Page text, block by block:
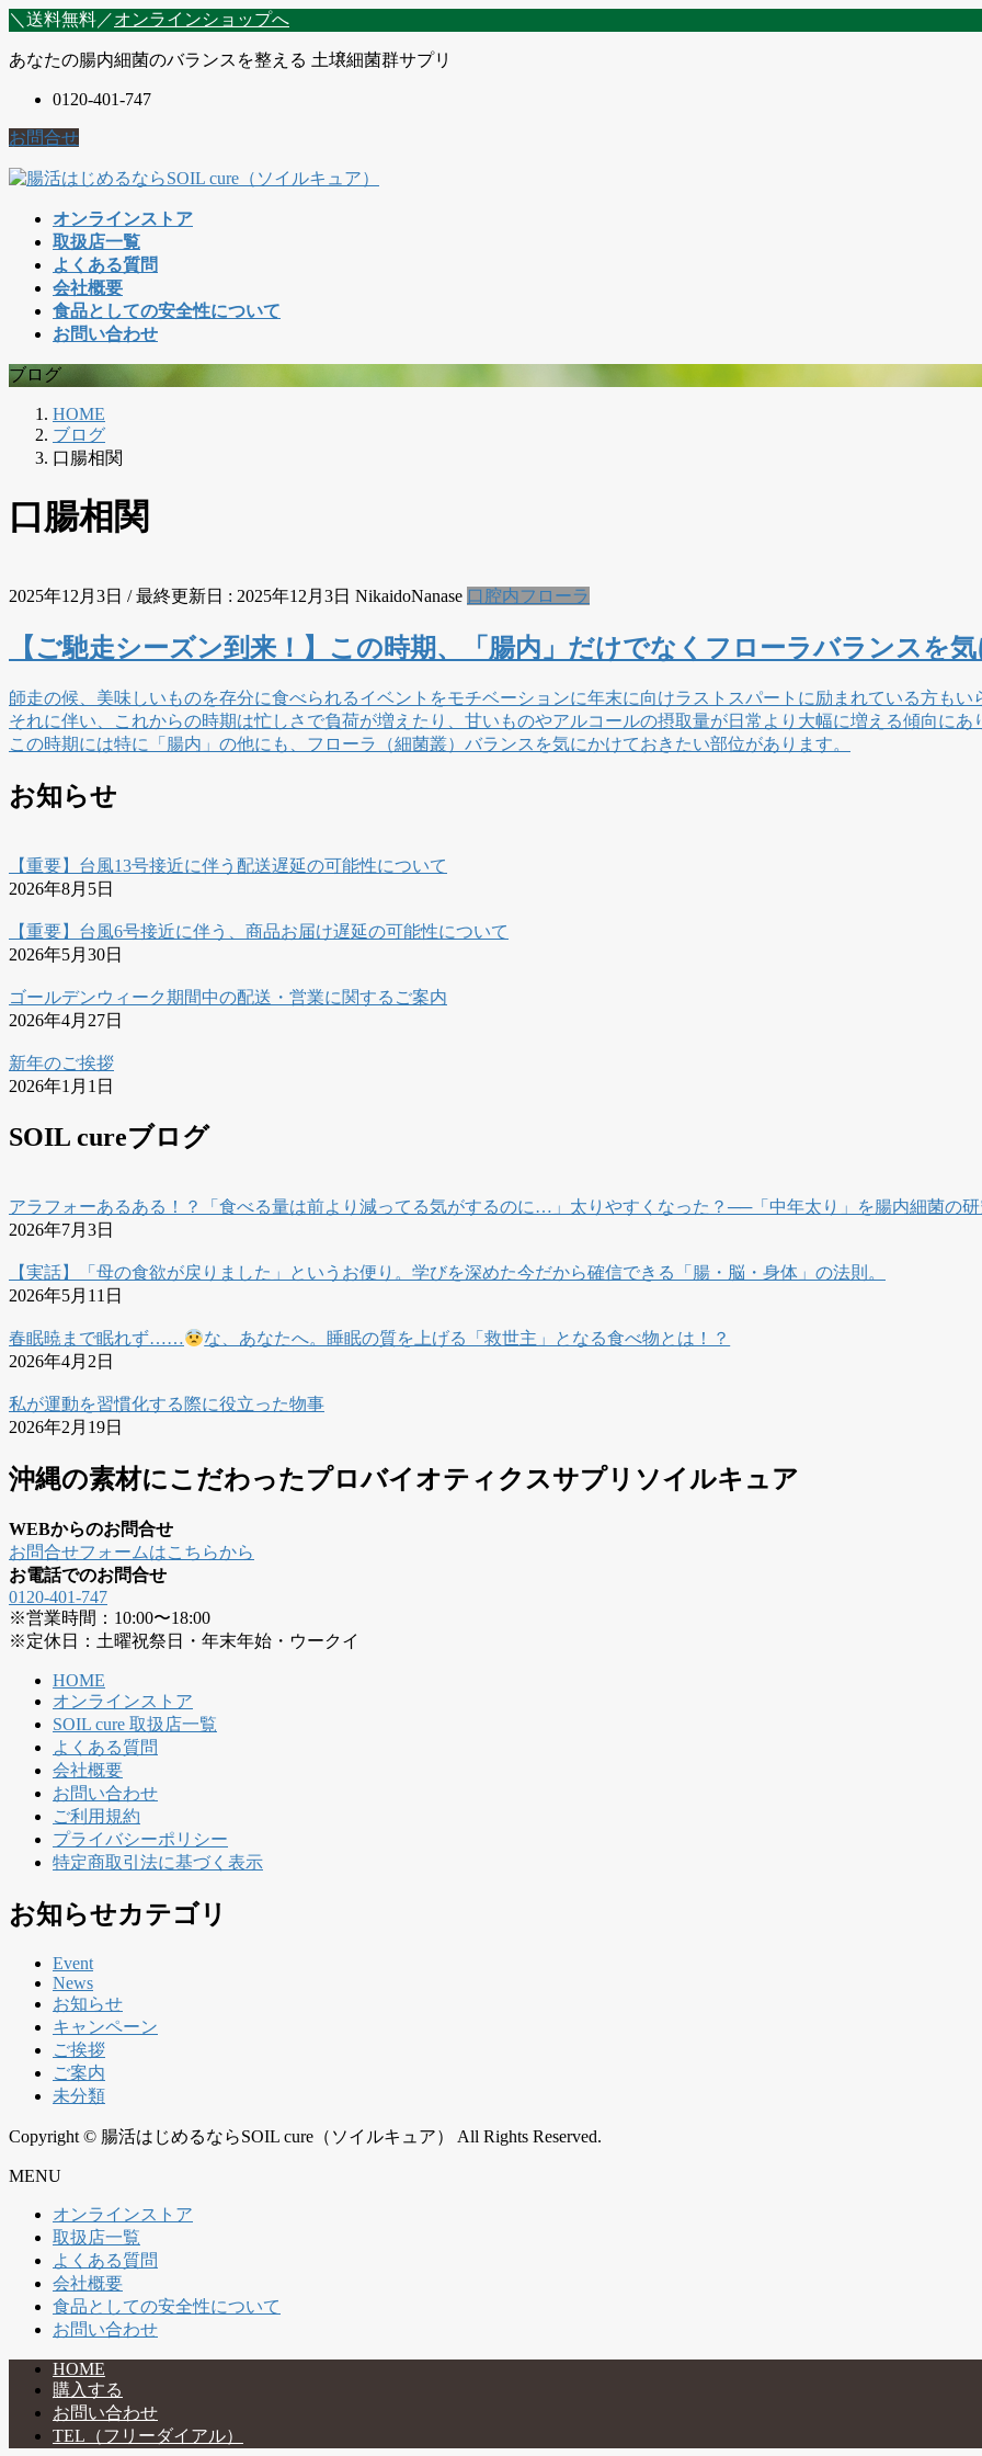
コ
テ
に
動
ナ
ゲ
ョ
に
＼送料無料／オンラインショップへ
あなたの腸内細菌のバランスを整える 土壌細菌群サプリ
0120-401-747
お問合せ
オンラインストア
取扱店一覧
よくある質問
会社概要
食品としての安全性について
お問い合わせ
ブログ
HOME
ブログ
口腸相関
口腸相関
2025年12月3日 / 最終更新日 : 2025年12月3日 NikaidoNanase 口腔内フローラ
【ご馳走シーズン到来！】この時期、「腸内」だけでなくフローラバランスを
師走の候、美味しいものを存分に食べられるイベントをモチベーションに年末に向けラストスパートに励まれている方も
それに伴い、これからの時期は忙しさで負荷が増えたり、甘いものやアルコールの摂取量が日常より大幅に増える傾向にあ
この時期には特に「腸内」の他にも、フローラ（細菌叢）バランスを気にかけておきたい部位があります。
お知らせ
【重要】台風13号接近に伴う配送遅延の可能性について
2026年8月5日
【重要】台風6号接近に伴う、商品お届け遅延の可能性について
2026年5月30日
ゴールデンウィーク期間中の配送・営業に関するご案内
2026年4月27日
新年のご挨拶
2026年1月1日
SOIL cureブログ
アラフォーあるある！？「食べる量は前より減ってる気がするのに…」太りやすくなった？──「中年太り」を腸内細菌の研
2026年7月3日
【実話】「母の食欲が戻りました」というお便り。学びを深めた今だから確信できる「腸・脳・身体」の法則。
2026年5月11日
春眠暁まで眠れず……
な、あなたへ。睡眠の質を上げる「救世主」となる食べ物とは！？
2026年4月2日
私が運動を習慣化する際に役立った物事
2026年2月19日
沖縄の素材にこだわったプロバイオティクスサプリソイルキュア
WEBからのお問合せ
お問合せフォームはこちらから
お電話でのお問合せ
0120-401-747
※営業時間：10:00〜18:00
※定休日：土曜祝祭日・年末年始・ウークイ
HOME
オンラインストア
SOIL cure 取扱店一覧
よくある質問
会社概要
お問い合わせ
ご利用規約
プライバシーポリシー
特定商取引法に基づく表示
お知らせカテゴリ
Event
News
お知らせ
キャンペーン
ご挨拶
ご案内
未分類
Copyright © 腸活はじめるならSOIL cure（ソイルキュア） All Rights Reserved.
MENU
オンラインストア
取扱店一覧
よくある質問
会社概要
食品としての安全性について
お問い合わせ
HOME
購入する
お問い合わせ
TEL（フリーダイアル）